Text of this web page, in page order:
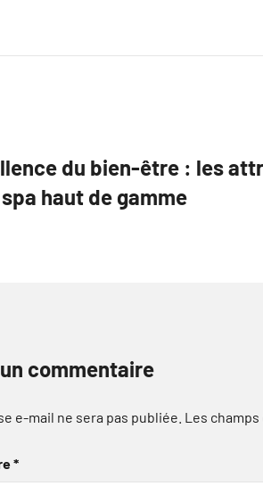
du bien-être : les
haut de gamme
commentaire
e-mail ne sera pas publiée. Les
*